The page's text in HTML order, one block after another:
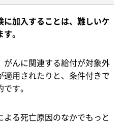
に加入することは、難しいケ
。
がんに関連する給付が対象外
適用されたりと、条件付きで
す。
る死亡原因のなかでもっと